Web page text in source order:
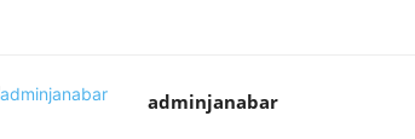
adminjanabar